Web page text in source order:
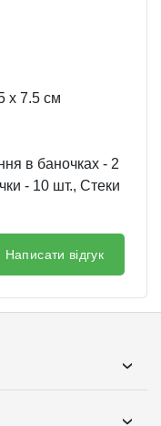
x 7.5 см
в баночках - 2
- 10 шт., Стеки
Написати відгук